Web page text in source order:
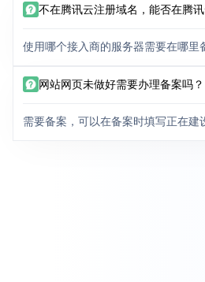
不在腾讯云注册域名，能否在腾
使用哪个接入商的服务器需要在哪里
网站网页未做好需要办理备案吗？
需要备案，可以在备案时填写正在建